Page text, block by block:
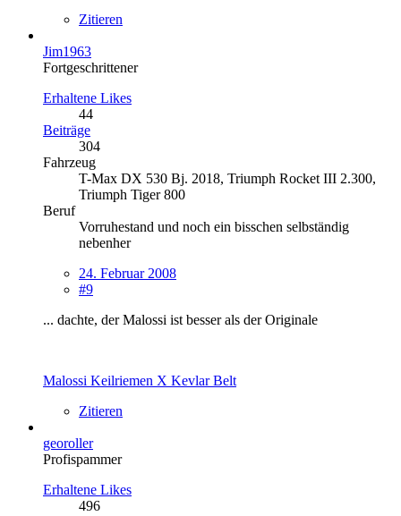
Zitieren
Jim1963
Fortgeschrittener
Erhaltene Likes
44
Beiträge
304
Fahrzeug
T-Max DX 530 Bj. 2018, Triumph Rocket III 2.300,
Triumph Tiger 800
Beruf
Vorruhestand und noch ein bisschen selbständig
nebenher
24. Februar 2008
#9
... dachte, der Malossi ist besser als der Originale
Malossi Keilriemen X Kevlar Belt
Zitieren
georoller
Profispammer
Erhaltene Likes
496